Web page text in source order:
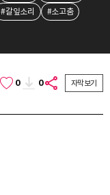
#갈잎소리 #소고춤
0 0 자막보기